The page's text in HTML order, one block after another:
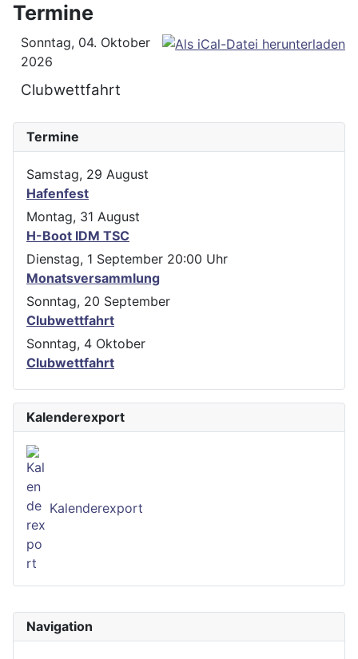
Navigation
Termine
Sonntag, 04. Oktober
2026
Clubwettfahrt
Termine
Samstag, 29 August
Hafenfest
Montag, 31 August
H-Boot IDM TSC
Dienstag, 1 September 20:00 Uhr
Monatsversammlung
Sonntag, 20 September
Clubwettfahrt
Sonntag, 4 Oktober
Clubwettfahrt
Kalenderexport
Kalenderexport